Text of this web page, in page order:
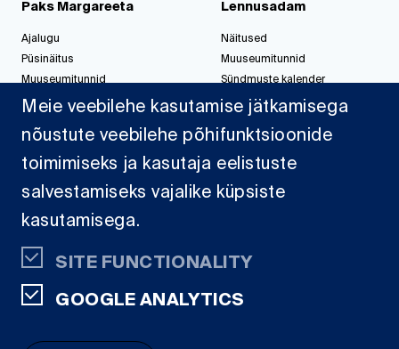
Paks Margareeta
Ajalugu
Püsinäitus
Muuseumitunnid
Korralda üritus
Lennusadam
Näitused
Muuseumitunnid
Sündmuste kalender
Korralda üritus
Sadamast
Dokumendid
Meie veebilehe kasutamise jätkamisega
nõustute veebilehe põhifunktsioonide
toimimiseks ja kasutaja eelistuste
salvestamiseks vajalike küpsiste
kasutamisega.
SITE FUNCTIONALITY
GOOGLE ANALYTICS